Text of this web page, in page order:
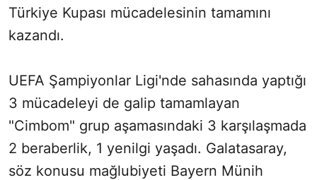
Türkiye Kupası mücadelesinin tamamını
kazandı.
UEFA Şampiyonlar Ligi'nde sahasında yaptığı
3 mücadeleyi de galip tamamlayan
"Cimbom" grup aşamasındaki 3 karşılaşmada
2 beraberlik, 1 yenilgi yaşadı. Galatasaray,
söz konusu mağlubiyeti Bayern Münih